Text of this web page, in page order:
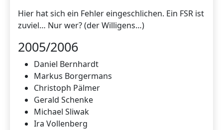
Hier hat sich ein Fehler eingeschlichen. Ein FSR ist
zuviel… Nur wer? (der Willigens…)
2005/2006
Daniel Bernhardt
Markus Borgermans
Christoph Pälmer
Gerald Schenke
Michael Sliwak
Ira Vollenberg